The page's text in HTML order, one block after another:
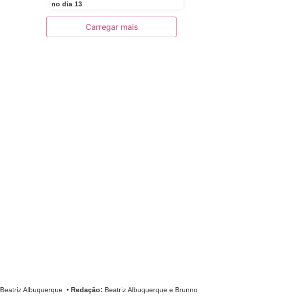
no dia 13
Carregar mais
Beatriz Albuquerque • Redação: Beatriz Albuquerque e Brunno